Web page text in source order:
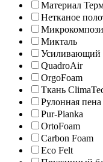
Материал
Нетканое
Микталь
Усиливающий
QuadroAir
OrgoFoam
Ткань
Рулонная пена
Pur-Pianka
OrtoFoam
Carbon Foam
Eco Felt